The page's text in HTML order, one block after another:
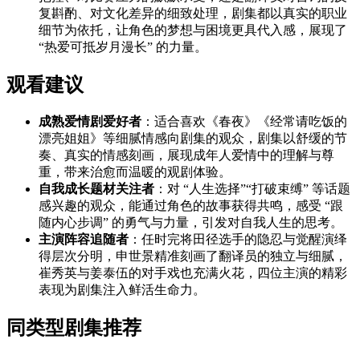
复斟酌、对文化差异的细致处理，剧集都以真实的职业
细节为依托，让角色的梦想与困境更具代入感，展现了
“热爱可抵岁月漫长” 的力量。
观看建议
成熟爱情剧爱好者 ：适合喜欢《春夜》《经常请吃饭的
漂亮姐姐》等细腻情感向剧集的观众，剧集以舒缓的节
奏、真实的情感刻画，展现成年人爱情中的理解与尊
重，带来治愈而温暖的观剧体验。
自我成长题材关注者 ：对 “人生选择”“打破束缚” 等话题
感兴趣的观众，能通过角色的故事获得共鸣，感受 “跟
随内心步调” 的勇气与力量，引发对自我人生的思考。
主演阵容追随者 ：任时完将田径选手的隐忍与觉醒演绎
得层次分明，申世景精准刻画了翻译员的独立与细腻，
崔秀英与姜泰伍的对手戏也充满火花，四位主演的精彩
表现为剧集注入鲜活生命力。
同类型剧集推荐